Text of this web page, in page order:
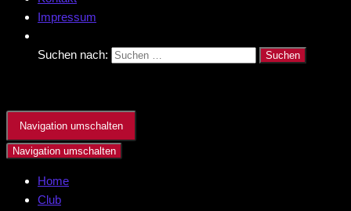
Impressum
Suchen nach:
Navigation umschalten
Navigation umschalten
Home
Club